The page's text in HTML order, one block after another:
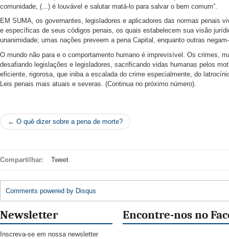
comunidade, (...) é louvável e salutar matá-lo para salvar o bem comum”.
EM SUMA, os governantes, legisladores e aplicadores das normas penais
e específicas de seus códigos penais, os quais estabelecem sua visão
unanimidade; umas nações preveem a pena Capital, enquanto outras
O mundo não para e o comportamento humano é imprevisível. Os crimes,
desafiando legislações e legisladores, sacrificando vidas humanas pelos
eficiente, rigorosa, que iniba a escalada do crime especialmente, do
Leis penais mais atuais e severas. (Continua no próximo número).
← O quê dizer sobre a pena de morte?
Compartilhar: Tweet
Comments powered by Disqus
Newsletter
Inscreva-se em nossa newsletter
Encontre-nos no